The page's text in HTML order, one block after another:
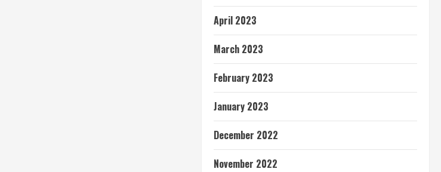
April 2023
March 2023
February 2023
January 2023
December 2022
November 2022